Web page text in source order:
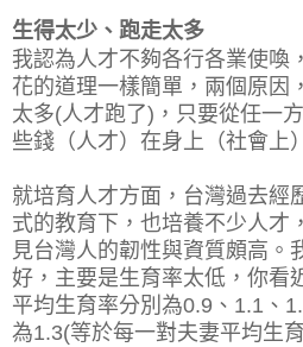
生得太少、跑走太多
我認為人才不夠各行各業使喚
花的道理一樣簡單，兩個原因
太多(人才跑了)，只要從任一
些錢（人才）在身上（社會上
就培育人才方面，台灣過去經
式的教育下，也培養不少人才
見台灣人的韌性與資質頗高。
好，主要是生育率太低，你看
平均生育率分別為0.9、1.1、
為1.3(等於每一對夫妻平均生